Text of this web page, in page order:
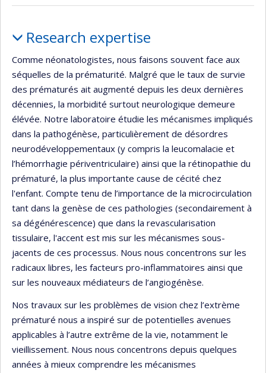
Research expertise
Comme néonatologistes, nous faisons souvent face aux
séquelles de la prématurité. Malgré que le taux de survie
des prématurés ait augmenté depuis les deux dernières
décennies, la morbidité surtout neurologique demeure
élévée. Notre laboratoire étudie les mécanismes impliqués
dans la pathogénèse, particulièrement de désordres
neurodéveloppementaux (y compris la leucomalacie et
l’hémorrhagie périventriculaire) ainsi que la rétinopathie du
prématuré, la plus importante cause de cécité chez
l'enfant. Compte tenu de l’importance de la microcirculation
tant dans la genèse de ces pathologies (secondairement à
sa dégénérescence) que dans la revascularisation
tissulaire, l'accent est mis sur les mécanismes sous-
jacents de ces processus. Nous nous concentrons sur les
radicaux libres, les facteurs pro-inflammatoires ainsi que
sur les nouveaux médiateurs de l’angiogénèse.
Nos travaux sur les problèmes de vision chez l’extrème
prématuré nous a inspiré sur de potentielles avenues
applicables à l’autre extrême de la vie, notamment le
vieillissement. Nous nous concentrons depuis quelques
années à mieux comprendre les mécanismes